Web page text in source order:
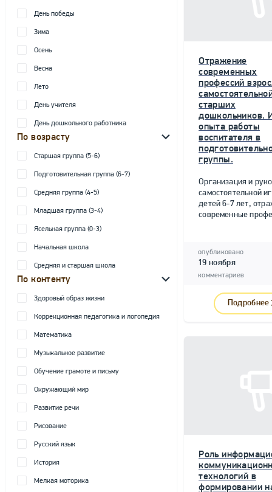
День победы
Зима
Осень
Весна
Лето
День учителя
День дошкольного работника
По возрасту
Старшая группа (5-6)
Подготовительная группа (6-7)
Средняя группа (4-5)
Младшая группа (3-4)
Ясельная группа (0-3)
Начальная школа
Средняя и старшая школа
По контенту
Здоровый образ жизни
Коррекционная педагогика и логопедия
Математика
Музыкальное развитие
Обучение грамоте и письму
Окружающий мир
Развитие речи
Рисование
Русский язык
История
Мелкая моторика
Отражение
современных
профессий
старших
дошкольников.
опыта работы
воспитателя в
группы.
Организация и
самостоятельной
детей 6-7 лет,
современные
опубликовано
19 ноября
комментариев
Подробнее
Роль
технологий в
формировании